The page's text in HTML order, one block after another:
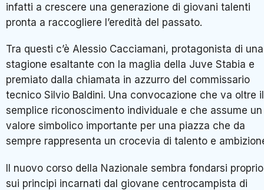
infatti a crescere una generazione di giovani talenti
pronta a raccogliere l’eredità del passato.
Tra questi c’è Alessio Cacciamani, protagonista di una
stagione esaltante con la maglia della Juve Stabia e
premiato dalla chiamata in azzurro del commissario
tecnico Silvio Baldini. Una convocazione che va oltre il
semplice riconoscimento individuale e che assume un
valore simbolico importante per una piazza che da
sempre rappresenta un crocevia di talento e
Il nuovo corso della Nazionale sembra fondarsi proprio
sui principi incarnati dal giovane centrocampista di